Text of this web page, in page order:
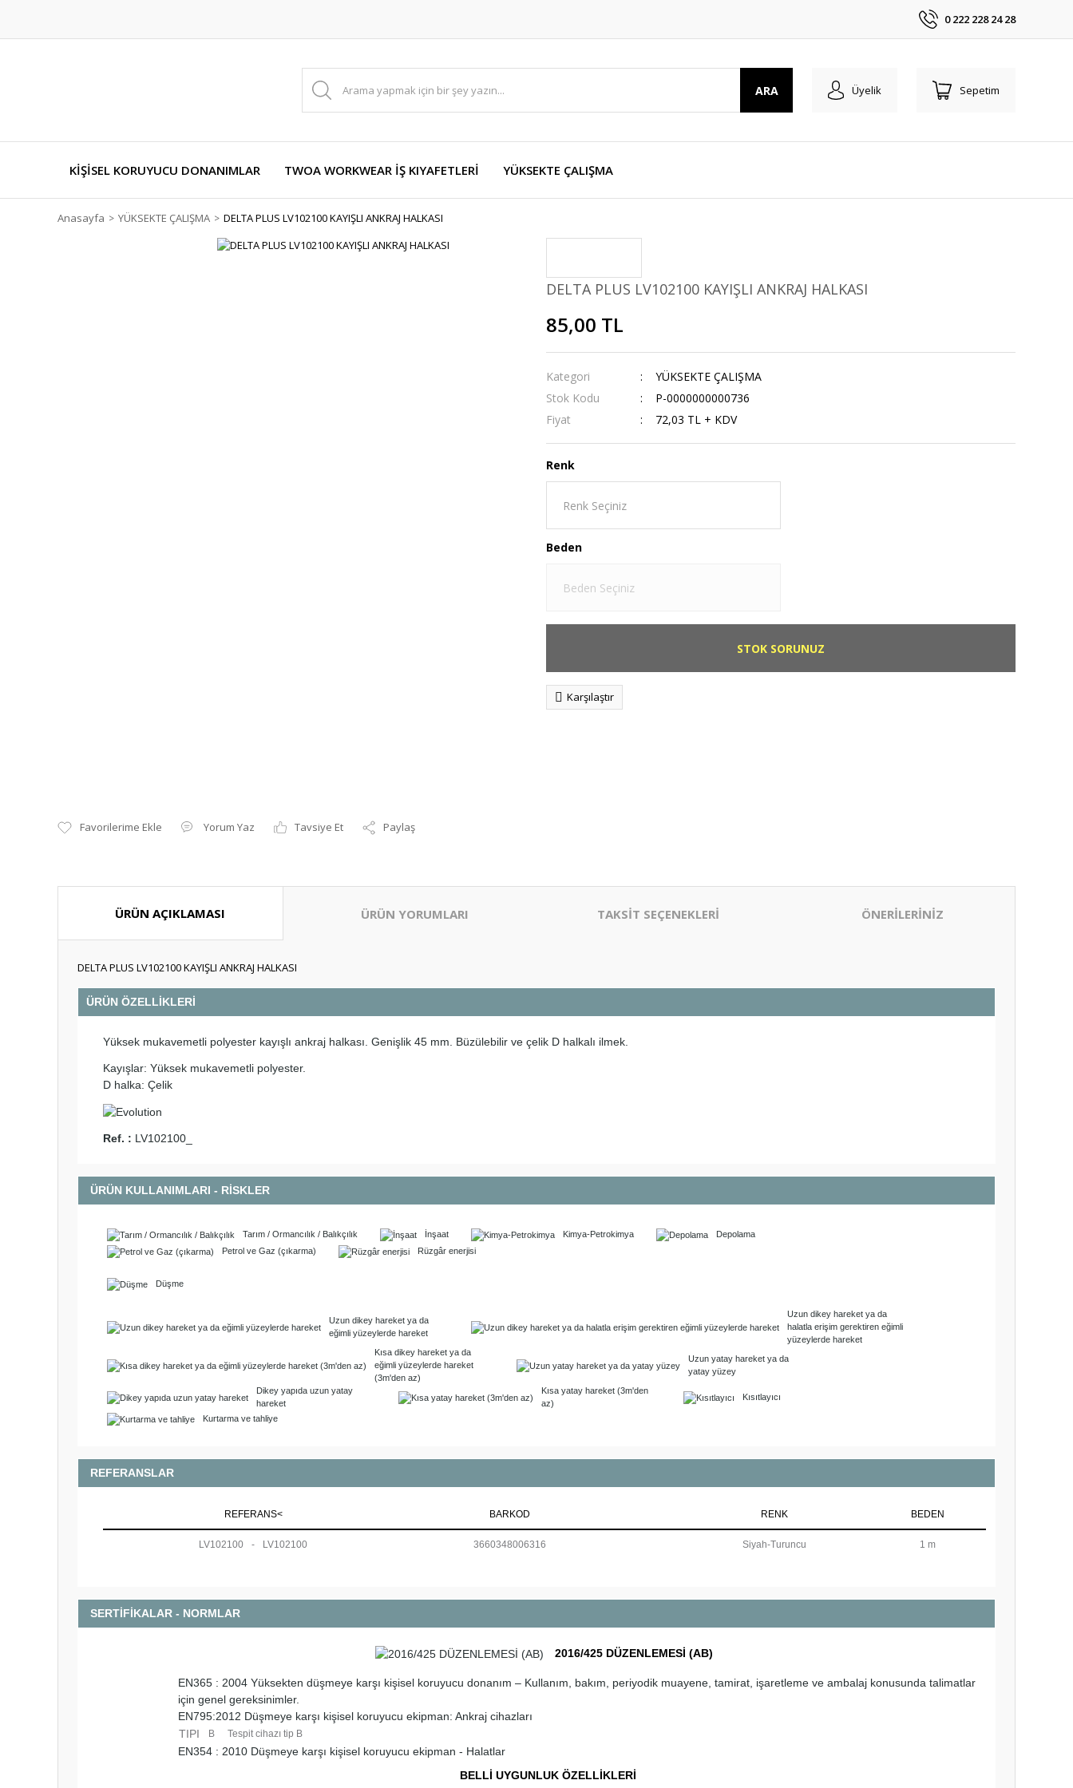
0 222 228 24 28
ARA Üyelik Sepetim
KİŞİSEL KORUYUCU DONANIMLAR TWOA WORKWEAR İŞ KIYAFETLERİ YÜKSEKTE ÇALIŞMA
Anasayfa YÜKSEKTE ÇALIŞMA DELTA PLUS LV102100 KAYIŞLI ANKRAJ HALKASI
Yorum Yaz Tavsiye Et Paylaş
DELTA PLUS LV102100 KAYIŞLI ANKRAJ HALKASI
85,00 TL
Kategori
YÜKSEKTE ÇALIŞMA
Stok Kodu
P-0000000000736
Fiyat
72,03 TL + KDV
Renk
Beden
STOK SORUNUZ
Karşılaştır
ÜRÜN AÇIKLAMASI ÜRÜN YORUMLARI TAKSİT SEÇENEKLERİ ÖNERİLERİNİZ
DELTA PLUS LV102100 KAYIŞLI ANKRAJ HALKASI
ÜRÜN ÖZELLİKLERİ
Yüksek mukavemetli polyester kayışlı ankraj halkası. Genişlik 45 mm. Büzülebilir ve çelik D halkalı ilmek.
Kayışlar: Yüksek mukavemetli polyester.
D halka: Çelik
Ref. : LV102100_
ÜRÜN KULLANIMLARI - RİSKLER
Tarım / Ormancılık / Balıkçılık İnşaat Kimya-Petrokimya
Depolama
Petrol ve Gaz (çıkarma)
Rüzgâr enerjisi
Düşme
Uzun dikey hareket ya da
eğimli yüzeylerde hareket
Uzun dikey hareket ya da
halatla erişim gerektiren eğimli
yüzeylerde hareket
Kısa dikey hareket ya da
eğimli yüzeylerde hareket
(3m'den az)
Uzun yatay hareket ya da
yatay yüzey
Dikey yapıda uzun yatay
hareket
Kısa yatay hareket (3m'den
az)
Kısıtlayıcı
Kurtarma ve tahliye
REFERANSLAR
REFERANS< BARKOD RENK BEDEN
LV102100 - LV102100 3660348006316 Siyah-Turuncu 1 m
SERTİFİKALAR - NORMLAR
2016/425 DÜZENLEMESİ (AB)
EN365 : 2004 Yüksekten düşmeye karşı kişisel koruyucu donanım – Kullanım, bakım, periyodik muayene, tamirat, işaretleme ve ambalaj konusunda talimatlar
için genel gereksinimler.
EN795:2012 Düşmeye karşı kişisel koruyucu ekipman: Ankraj cihazları
TIPI
B Tespit cihazı tip B
EN354 : 2010 Düşmeye karşı kişisel koruyucu ekipman - Halatlar
BELLİ UYGUNLUK ÖZELLİKLERİ